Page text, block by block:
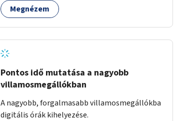
Megnézem
Pontos idő mutatása a nagyobb
villamosmegállókban
A nagyobb, forgalmasabb villamosmegállókba
digitális órák kihelyezése.